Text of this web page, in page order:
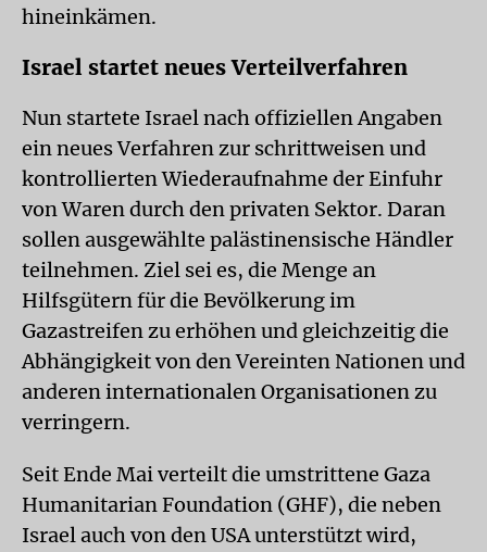
hineinkämen.
Israel startet neues Verteilverfahren
Nun startete Israel nach offiziellen Angaben
ein neues Verfahren zur schrittweisen und
kontrollierten Wiederaufnahme der Einfuhr
von Waren durch den privaten Sektor. Daran
sollen ausgewählte palästinensische Händler
teilnehmen. Ziel sei es, die Menge an
Hilfsgütern für die Bevölkerung im
Gazastreifen zu erhöhen und gleichzeitig die
Abhängigkeit von den Vereinten Nationen und
anderen internationalen Organisationen zu
verringern.
Seit Ende Mai verteilt die umstrittene Gaza
Humanitarian Foundation (GHF), die neben
Israel auch von den USA unterstützt wird,